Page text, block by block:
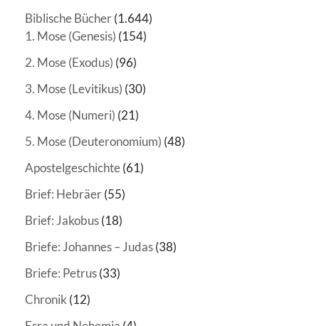
Biblische Bücher(1.644)
1. Mose (Genesis) (154)
2. Mose (Exodus) (96)
3. Mose (Levitikus) (30)
4. Mose (Numeri) (21)
5. Mose (Deuteronomium) (48)
Apostelgeschichte(61)
Brief: Hebräer(55)
Brief: Jakobus(18)
Briefe: Johannes – Judas(38)
Briefe: Petrus(33)
Chronik (12)